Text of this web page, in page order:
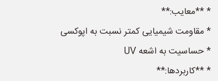
* **معایب:**
* مقاومت شیمیایی کمتر نسبت به اپوکسی
* حساسیت به اشعه UV
* **کاربردها:**